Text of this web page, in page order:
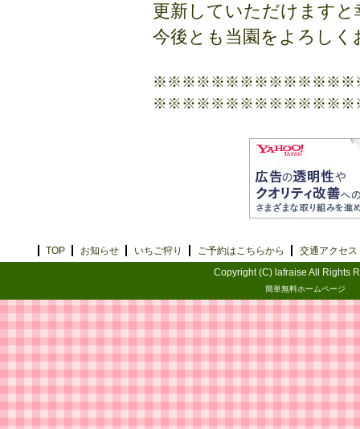
更新していただけますと
今後とも当園をよろし
TOP お知らせ いちご狩り ご予約はこちらから
交通アクセス
Copyright (C) lafraise All Rights
簡単無料ホームページ